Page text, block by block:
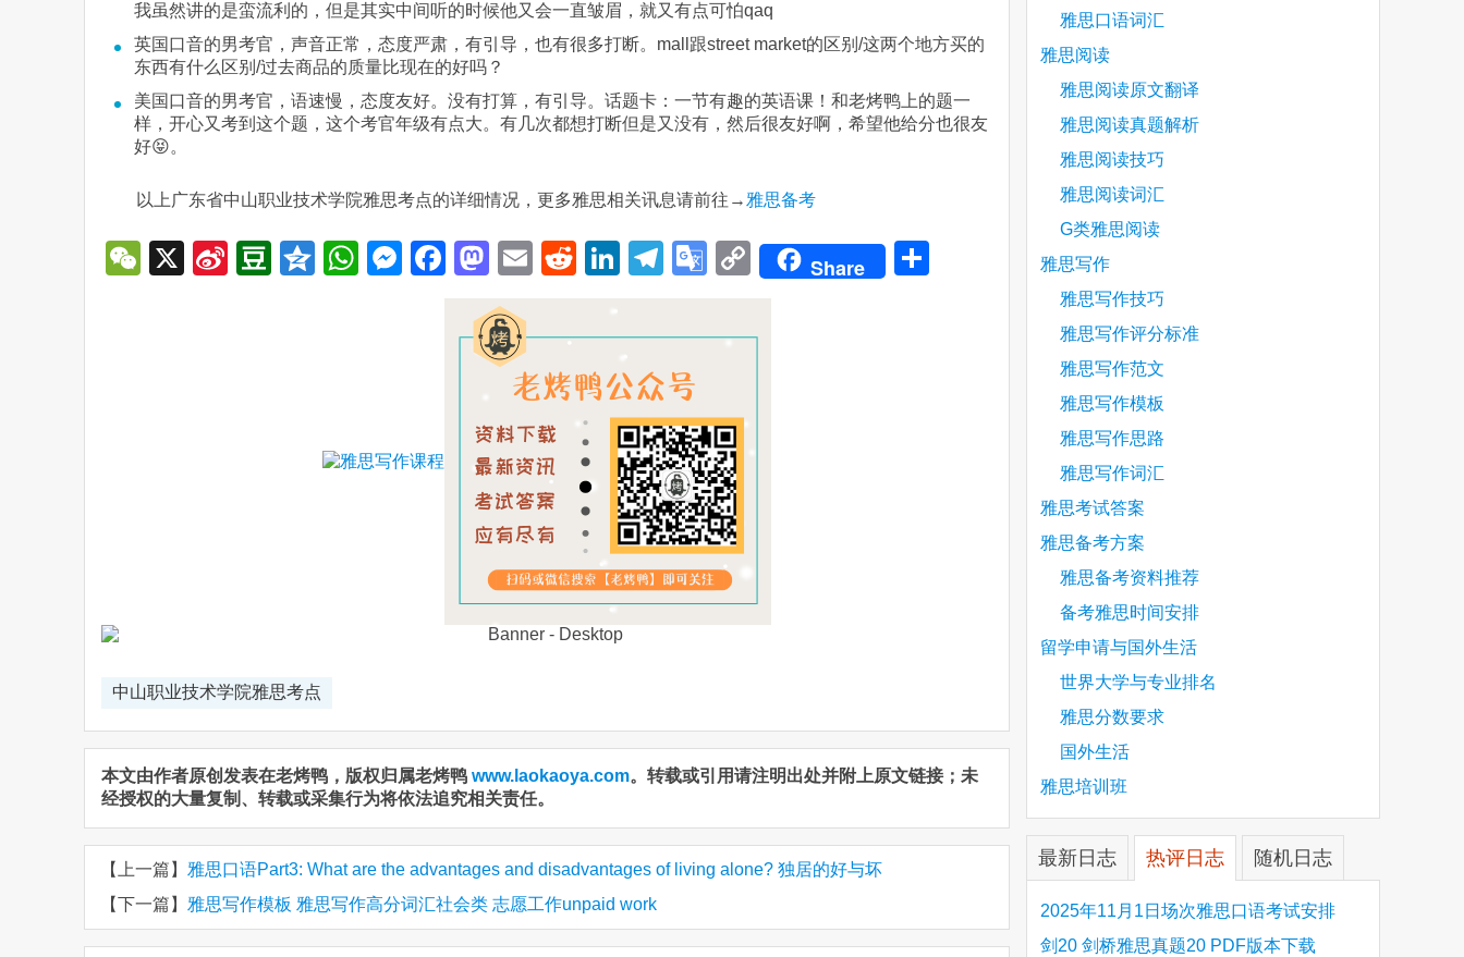
我虽然讲的是蛮流利的，但是其实中间听的时候他又会一直皱眉，就又有点可怕qaq
英国口音的男考官，声音正常，态度严肃，有引导，也有很多打断。mall跟street market的区别/这两个地方买的
东西有什么区别/过去商品的质量比现在的好吗？
美国口音的男考官，语速慢，态度友好。没有打算，有引导。话题卡：一节有趣的英语课！和老烤鸭上的题一
样，开心又考到这个题，这个考官年级有点大。有几次都想打断但是又没有，然后很友好啊，希望他给分也很友
好😝。
以上广东省中山职业技术学院雅思考点的详细情况，更多雅思相关讯息请前往→ 雅思备考
WeChat
X
SinaDouban
QzoneWhatsApp
Messenger
Facebook
Mastodon
EmailRedditLinkedIn
Telegram
Google
CopyShare
中山职业技术学院雅思考点
本文由作者原创发表在老烤鸭，版权归属老烤鸭 www.laokaoya.com。转载或引用请注明出处并附上原文链接；未
经授权的大量复制、转载或采集行为将依法追究相关责任。
【上一篇】 雅思口语Part3: What are the advantages and disadvantages of living alone? 独居的好与坏
【下一篇】 雅思写作模板 雅思写作高分词汇社会类 志愿工作unpaid work
雅思口语词汇
雅思阅读
雅思阅读原文翻译
雅思阅读真题解析
雅思阅读技巧
雅思阅读词汇
G类雅思阅读
雅思写作
雅思写作技巧
雅思写作评分标准
雅思写作范文
雅思写作模板
雅思写作思路
雅思写作词汇
雅思考试答案
雅思备考方案
雅思备考资料推荐
备考雅思时间安排
留学申请与国外生活
世界大学与专业排名
雅思分数要求
国外生活
雅思培训班
最新日志 热评日志 随机日志
2025年11月1日场次雅思口语考试安排
剑20 剑桥雅思真题20 PDF版本下载